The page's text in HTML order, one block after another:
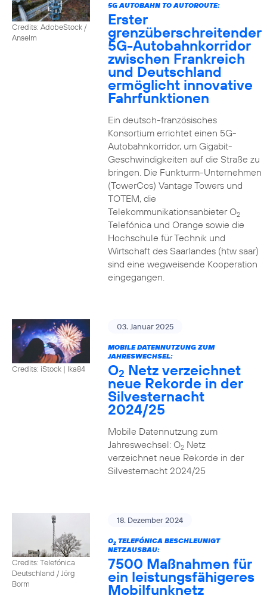
Credits: AdobeStock /
Anselm
5G AUTOBAHN TO AUTOROUTE:
Erster
grenzüberschreitender
5G-Autobahnkorridor
zwischen Frankreich
und Deutschland
ermöglicht innovative
Fahrfunktionen
Ein deutsch-französisches
Konsortium errichtet einen 5G-
Autobahnkorridor, um Gigabit-
Geschwindigkeiten auf die Straße zu
bringen. Die Funkturm-Unternehmen
(TowerCos) Vantage Towers und
TOTEM, die
Telekommunikationsanbieter O2
Telefónica und Orange sowie die
Hochschule für Technik und
Wirtschaft des Saarlandes (htw saar)
sind eine wegweisende Kooperation
eingegangen.
Credits: iStock | Ika84
03. Januar 2025
MOBILE DATENNUTZUNG ZUM
JAHRESWECHSEL:
O2 Netz verzeichnet
neue Rekorde in der
Silvesternacht
2024/25
Mobile Datennutzung zum
Jahreswechsel: O2Netz
verzeichnet neue Rekorde in der
Silvesternacht 2024/25
Credits: Telefónica
Deutschland / Jörg
Borm
18. Dezember 2024
O2TELEFÓNICA BESCHLEUNIGT
NETZAUSBAU:
7500 Maßnahmen für
ein leistungsfähigeres
Mobilfunknetz